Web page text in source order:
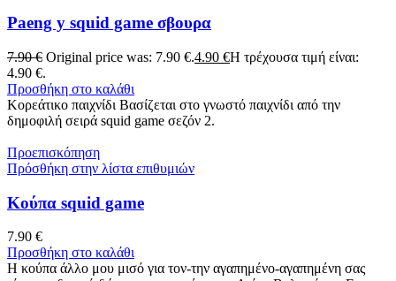
Paeng y squid game σβουρα
7.90€ Original price was: 7.90 €.4.90 €Η τρέχουσα τιμή είναι:
4.90 €.
Προσθήκη στο καλάθι
Κορεάτικο παιχνίδι Βασίζεται στο γνωστό παιχνίδι από την
δημοφιλή σειρά squid game σεζόν 2.
Προεπισκόπηση
Πρόσθήκη στην λίστα επιθυμιών
Κούπα squid game
7.90 €
Προσθήκη στο καλάθι
Η κούπα άλλο μου μισό για τον-την αγαπημένο-αγαπημένη σας